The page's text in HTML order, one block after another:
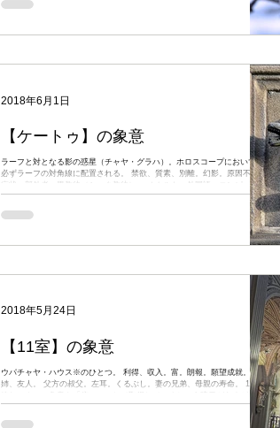
参加者として聴講していたBVBセミナーですが、今回は記録係として、...
【ケートゥ】の象意
ラーフと対となる影の惑星（チャヤ・グラハ）。ホロスコープにおいては、
必ずラーフの対角線に配置される。 禁欲、質素、別離。幻影。原因不明の
症状。部外者、異教徒（シーク教徒）。 オカルト。外国語、コンピュー
タ、医療関係。言語学、微生物学。...
2018年6月1日
【11室】の象意
ウパチャヤ・ハウス※のひとつ。 利得、収入。富。朗報。願望成就。兄、
姉、友人。 父方の叔父。左耳。くるぶし。妻の兄弟、母親の寿命。 11室は
絡むハウスの象意を「倍々」にして取得していくという暗示があるが、11
室は解脱を意味する12室のひとつ手前に位置するため、涅槃へと至る直...
2018年5月24日